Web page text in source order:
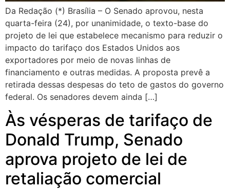
Da Redação (*) Brasília – O Senado aprovou, nesta
quarta-feira (24), por unanimidade, o texto-base do
projeto de lei que estabelece mecanismo para reduzir o
impacto do tarifaço dos Estados Unidos aos
exportadores por meio de novas linhas de
financiamento e outras medidas. A proposta prevê a
retirada dessas despesas do teto de gastos do governo
federal. Os senadores devem ainda […]
Às vésperas de tarifaço de
Donald Trump, Senado
aprova projeto de lei de
retaliação comercial